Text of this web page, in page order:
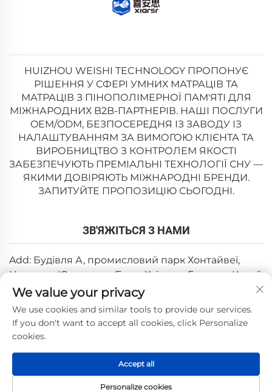
HUIZHOU WEISHI TECHNOLOGY ПРОПОНУЄ
РІШЕННЯ У СФЕРІ УМНИХ МАТРАЦІВ ТА
МАТРАЦІВ З ПІНОПОЛІМЕРНОЇ ПАМ'ЯТІ ДЛЯ
МІЖНАРОДНИХ B2B-ПАРТНЕРІВ. НАШІ ПОСЛУГИ
OEM/ODM, БЕЗПОСЕРЕДНЯ ІЗ ЗАВОДУ ІЗ
НАЛАШТУВАННЯМ ЗА ВИМОГОЮ КЛІЄНТА ТА
ВИРОБНИЦТВО З КОНТРОЛЕМ ЯКОСТІ
ЗАБЕЗПЕЧУЮТЬ ПРЕМІАЛЬНІ ТЕХНОЛОГІЇ СНУ —
ЯКИМИ ДОВІРЯЮТЬ МІЖНАРОДНІ БРЕНДИ.
ЗАПИТУЙТЕ ПРОПОЗИЦІЮ СЬОГОДНІ.
ЗВ'ЯЖІТЬСЯ З НАМИ
Add: Будівля А, промисловий парк Хонтайвеї,
Цзютань, Юаньчжоу, Боло, Хуїчжоу, Гуандун, Китай
Ел. пошта:[email protected]
Тел: +86-0752-6688646
Авторське право © 2025, Huizhou Weishi Technology Co.,
Політика конфіденційності
We value your privacy
We use cookies and similar tools to provide our services.
If you don't want to accept all cookies, click Personalize
cookies.
Personalize cookies
Accept all